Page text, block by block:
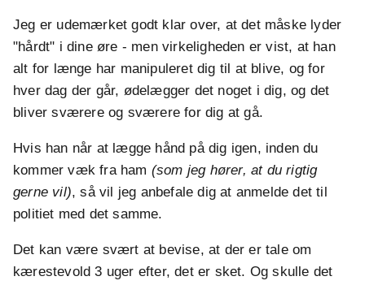
Jeg er udemærket godt klar over, at det måske lyder
"hårdt" i dine øre - men virkeligheden er vist, at han
alt for længe har manipuleret dig til at blive, og for
hver dag der går, ødelægger det noget i dig, og det
bliver sværere og sværere for dig at gå.
Hvis han når at lægge hånd på dig igen, inden du
kommer væk fra ham (som jeg hører, at du rigtig
gerne vil), så vil jeg anbefale dig at anmelde det til
politiet med det samme.
Det kan være svært at bevise, at der er tale om
kærestevold 3 uger efter, det er sket. Og skulle det